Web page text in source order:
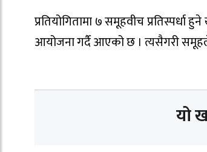
प्रतियोगितामा ७ समूहवीच
आयोजना गर्दै आएको छ । त्यसैगरी
यो